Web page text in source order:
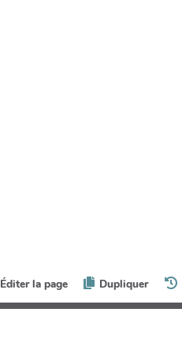
Éditer la page Dupliquer